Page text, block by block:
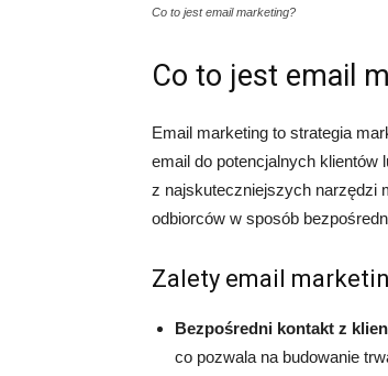
Co to jest email marketing?
Co to jest email
Email marketing to strategia
email do potencjalnych klientów
z najskuteczniejszych narzędzi
odbiorców w sposób
Zalety email
Bezpośredni kontakt z
co pozwala na budowanie